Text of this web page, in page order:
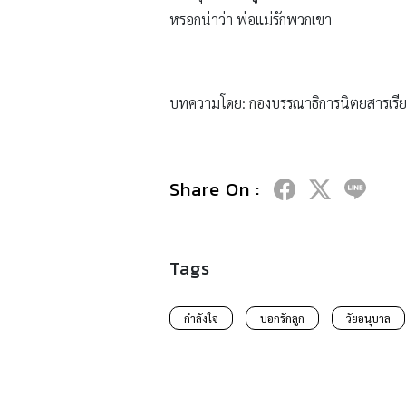
หรอกน่าว่า พ่อแม่รักพวกเขา
บทความโดย: กองบรรณาธิการนิตยสารเรี
Share On :
Tags
กำลังใจ บอกรักลูก วัยอนุบาล